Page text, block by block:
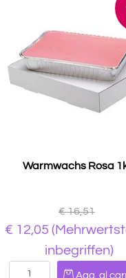
Warmwachs Rosa
€ 16,51
€ 12,05
inbegriffen)
Quantità
Agg. al